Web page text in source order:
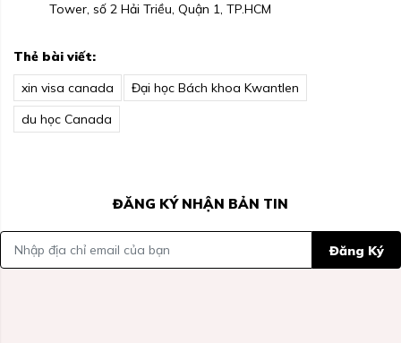
Tower, số 2 Hải Triều, Quận 1, TP.HCM
Thẻ bài viết:
xin visa canada
Đại học Bách khoa Kwantlen
du học Canada
ĐĂNG KÝ NHẬN BẢN TIN
Đăng Ký